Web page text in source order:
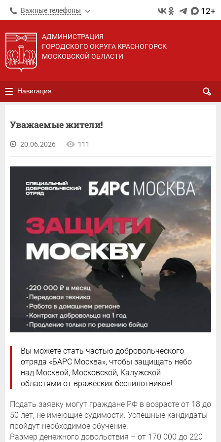
Важные телефоны 12+
АДМИНИСТРАЦИЯ
ГОРОДСКОГО ОКРУГА КРАСНОГОРСК
МОСКОВСКОЙ ОБЛАСТИ
Навигация
Уважаемые жители!
20.06.2026 111
Вы можете стать частью добровольческого
отряда «БАРС Москва», чтобы защищать небо
над Москвой, Московской, Калужской
областями от вражеских беспилотников!
Подать заявку могут граждане РФ в возрасте от 18 до
50 лет, не имеющие судимости. Успешные кандидаты
пройдут необходимое обучение.
Размер денежного довольствия – от 170 000 до 220